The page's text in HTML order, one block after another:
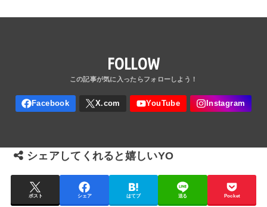
FOLLOW
シェアしてくれると嬉しいYO
ポスト シェア はてブ 送る Pocket